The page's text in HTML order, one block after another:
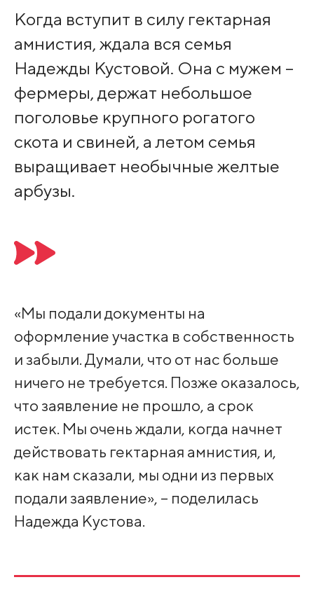
Когда вступит в силу гектарная
амнистия, ждала вся семья
Надежды Кустовой. Она с мужем –
фермеры, держат небольшое
поголовье крупного рогатого
скота и свиней, а летом семья
выращивает необычные желтые
арбузы.
«Мы подали документы на
оформление участка в собственность
и забыли. Думали, что от нас больше
ничего не требуется. Позже оказалось,
что заявление не прошло, а срок
истек. Мы очень ждали, когда начнет
действовать гектарная амнистия, и,
как нам сказали, мы одни из первых
подали заявление», – поделилась
Надежда Кустова.